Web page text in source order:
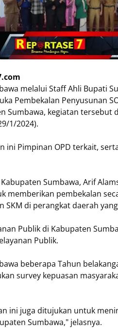
melalui Staff Ahli Bupati
Pembekalan Penyusunan
Sumbawa, kegiatan tersebut
1/2024).
ini Pimpinan OPD terkait,
Sumbawa, Arif
memberikan pembekalan
SKM di perangkat daerah
Publik di Kabupaten
Publik.
beberapa Tahun
survey kepuasan
ini juga ditujukan untuk
Sumbawa," jelasnya.